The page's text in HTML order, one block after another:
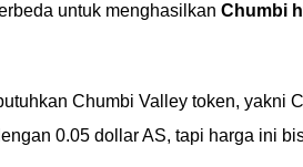
untuk menghasilkan Chumbi
Chumbi Valley token, yakni
0.05 dollar AS, tapi harga ini